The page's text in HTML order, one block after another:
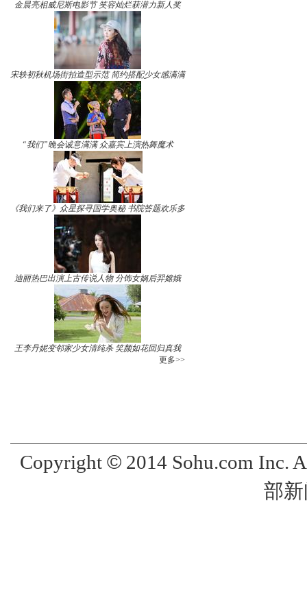
金晨亮相威尼斯电影节 笑容灿烂获潜力新人奖
宋轶初秋机场街拍造型示范 简约搭配少女感满满
“我们”晚会诚意满满 众嘉宾上演热舞魔术
《我们来了》众星探寻国学奥秘 书院答题欢乐多
迪丽热巴出演上古传说人物 分饰女娲后羿嫦娥
王李丹妮变邻家少女清纯杀 笑颜如花回归真我
更多>>
Copyright ©2014 Sohu.com Inc.
部